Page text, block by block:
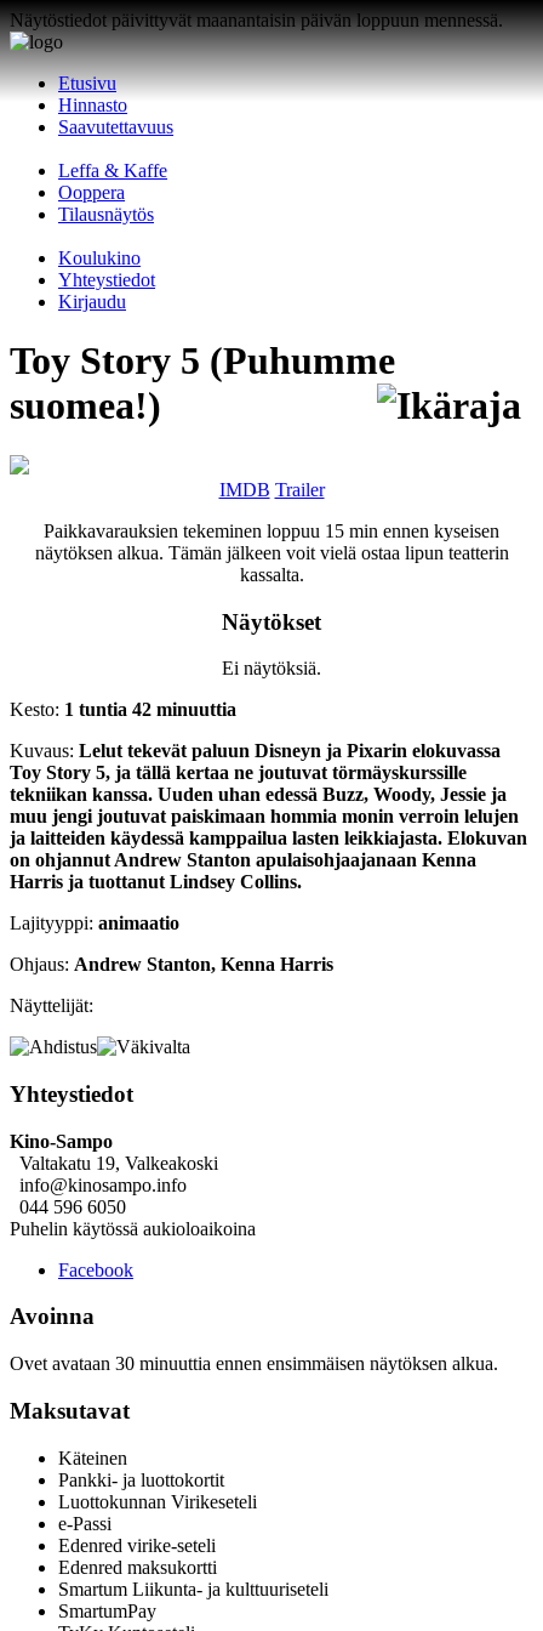
Näytöstiedot päivittyvät maanantaisin päivän loppuun mennessä.
Etusivu
Hinnasto
Saavutettavuus
Leffa & Kaffe
Ooppera
Tilausnäytös
Koulukino
Yhteystiedot
Kirjaudu
Toy Story 5 (Puhumme
suomea!)
IMDB Trailer
Paikkavarauksien tekeminen loppuu 15 min ennen kyseisen
näytöksen alkua. Tämän jälkeen voit vielä ostaa lipun teatterin
kassalta.
Näytökset
Ei näytöksiä.
Kesto: 1 tuntia 42 minuuttia
Kuvaus: Lelut tekevät paluun Disneyn ja Pixarin elokuvassa
Toy Story 5, ja tällä kertaa ne joutuvat törmäyskurssille
tekniikan kanssa. Uuden uhan edessä Buzz, Woody, Jessie ja
muu jengi joutuvat paiskimaan hommia monin verroin lelujen
ja laitteiden käydessä kamppailua lasten leikkiajasta. Elokuvan
on ohjannut Andrew Stanton apulaisohjaajanaan Kenna
Harris ja tuottanut Lindsey Collins.
Lajityyppi: animaatio
Ohjaus: Andrew Stanton, Kenna Harris
Näyttelijät:
Yhteystiedot
Kino-Sampo
Valtakatu 19, Valkeakoski
info@kinosampo.info
044 596 6050
Puhelin käytössä aukioloaikoina
Facebook
Avoinna
Ovet avataan 30 minuuttia ennen ensimmäisen näytöksen alkua.
Maksutavat
Käteinen
Pankki- ja luottokortit
Luottokunnan Virikeseteli
e-Passi
Edenred virike-seteli
Edenred maksukortti
Smartum Liikunta- ja kulttuuriseteli
SmartumPay